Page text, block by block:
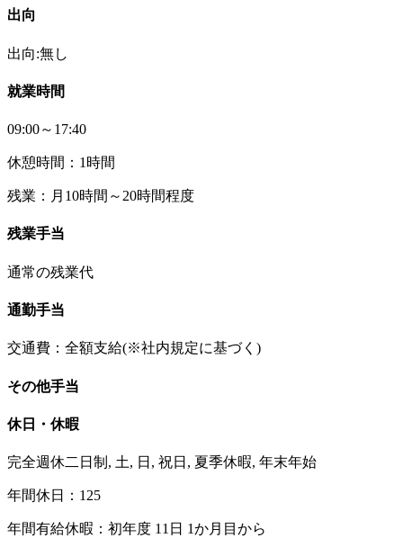
出向
出向:無し
就業時間
09:00～17:40
休憩時間：1時間
残業：月10時間～20時間程度
残業手当
通常の残業代
通勤手当
交通費：全額支給(※社内規定に基づく)
その他手当
休日・休暇
完全週休二日制, 土, 日, 祝日, 夏季休暇, 年末年始
年間休日：125
年間有給休暇：初年度 11日 1か月目から